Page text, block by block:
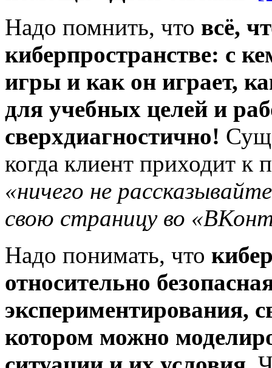
Надо помнить, что всё,
киберпространстве: с
игры и как он играет,
для учебных целей и
сверхдиагностично!
когда клиент приходит к
«ничего не
свою страницу во
Надо понимать, что
относительно
экспериментирования,
котором можно